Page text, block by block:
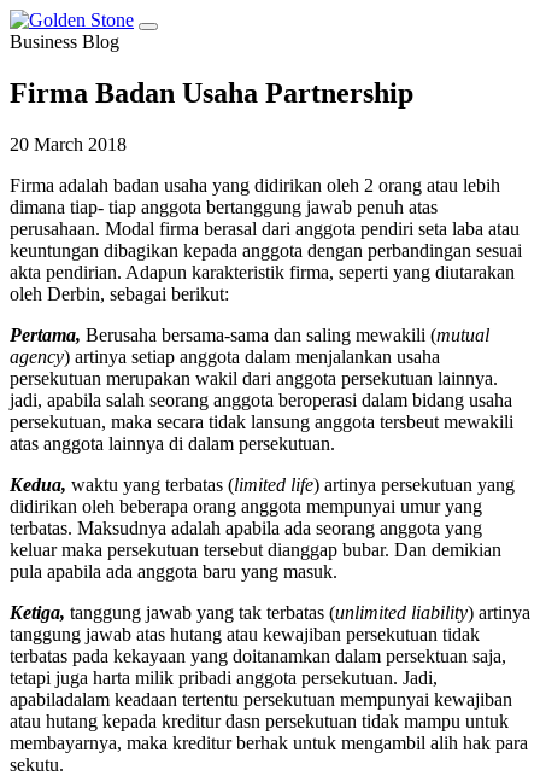
Business Blog
Firma Badan Usaha Partnership
20 March 2018
Firma adalah badan usaha yang didirikan oleh 2 orang atau lebih
dimana tiap- tiap anggota bertanggung jawab penuh atas
perusahaan. Modal firma berasal dari anggota pendiri seta laba atau
keuntungan dibagikan kepada anggota dengan perbandingan sesuai
akta pendirian. Adapun karakteristik firma, seperti yang diutarakan
oleh Derbin, sebagai berikut:
Pertama, Berusaha bersama-sama dan saling mewakili (mutual
agency) artinya setiap anggota dalam menjalankan usaha
persekutuan merupakan wakil dari anggota persekutuan lainnya.
jadi, apabila salah seorang anggota beroperasi dalam bidang usaha
persekutuan, maka secara tidak lansung anggota tersbeut mewakili
atas anggota lainnya di dalam persekutuan.
Kedua, waktu yang terbatas (limited life) artinya persekutuan yang
didirikan oleh beberapa orang anggota mempunyai umur yang
terbatas. Maksudnya adalah apabila ada seorang anggota yang
keluar maka persekutuan tersebut dianggap bubar. Dan demikian
pula apabila ada anggota baru yang masuk.
Ketiga, tanggung jawab yang tak terbatas (unlimited liability) artinya
tanggung jawab atas hutang atau kewajiban persekutuan tidak
terbatas pada kekayaan yang doitanamkan dalam persektuan saja,
tetapi juga harta milik pribadi anggota persekutuan. Jadi,
apabiladalam keadaan tertentu persekutuan mempunyai kewajiban
atau hutang kepada kreditur dasn persekutuan tidak mampu untuk
membayarnya, maka kreditur berhak untuk mengambil alih hak para
sekutu.